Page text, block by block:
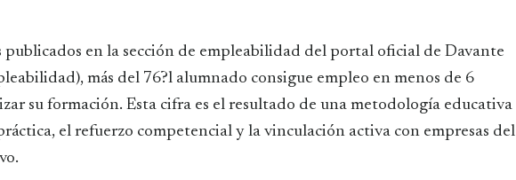
publicados en la sección de empleabilidad del portal oficial de Davante
más del 76?l alumnado consigue empleo en menos de 6
su formación. Esta cifra es el resultado de una metodología educativa
el refuerzo competencial y la vinculación activa con empresas del